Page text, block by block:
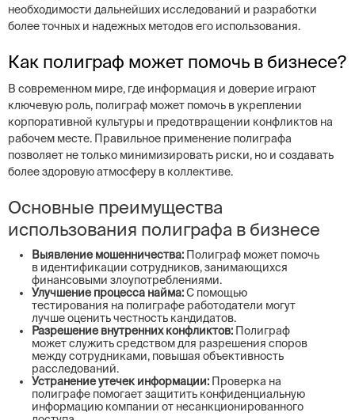
необходимости дальнейших исследований и разработки
более точных и надежных методов его использования.
Как полиграф может помочь в бизнесе?
В современном мире, где информация и доверие играют
ключевую роль, полиграф может помочь в укреплении
корпоративной культуры и предотвращении конфликтов на
рабочем месте. Правильное применение полиграфа
позволяет не только минимизировать риски, но и создавать
более здоровую атмосферу в коллективе.
Основные преимущества
использования полиграфа в бизнесе
Выявление мошенничества: Полиграф может помочь
в идентификации сотрудников, занимающихся
финансовыми злоупотреблениями.
Улучшение процесса найма:С помощью
тестирования на полиграфе работодатели могут
лучше оценить честность кандидатов.
Разрешение внутренних конфликтов: Полиграф
может служить средством для разрешения споров
между сотрудниками, повышая объективность
расследований.
Устранение утечек информации: Проверка на
полиграфе помогает защитить конфиденциальную
информацию компании от несанкционированного